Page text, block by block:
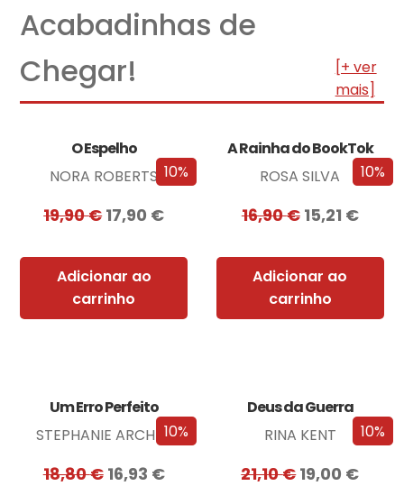
Acabadinhas de
Chegar!
[+ ver
mais]
10%
O Espelho
NORA ROBERTS
19,90€17,90 €
Adicionar ao
carrinho
10%
A Rainha do BookTok
ROSA SILVA
16,90€ 15,21 €
Adicionar ao
carrinho
10%
Um Erro Perfeito
STEPHANIE ARCHER
18,80€ 16,93 €
10%
Deus da Guerra
RINA KENT
21,10€19,00 €